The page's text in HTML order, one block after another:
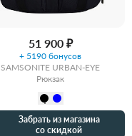
51 900 ₽
+ 5190 бонусов
SAMSONITE URBAN-EYE
Рюкзак
Забрать из магазина
со скидкой